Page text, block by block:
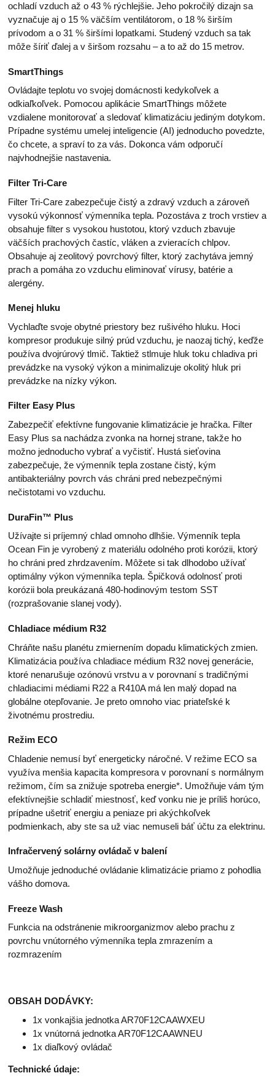
ochladí vzduch až o 43 % rýchlejšie. Jeho pokročilý dizajn sa
vyznačuje aj o 15 % väčším ventilátorom, o 18 % širším
prívodom a o 31 % širšími lopatkami. Studený vzduch sa tak
môže šíriť ďalej a v širšom rozsahu – a to až do 15 metrov.
SmartThings
Ovládajte teplotu vo svojej domácnosti kedykoľvek a
odkiaľkoľvek. Pomocou aplikácie SmartThings môžete
vzdialene monitorovať a sledovať klimatizáciu jediným dotykom.
Prípadne systému umelej inteligencie (AI) jednoducho povedzte,
čo chcete, a spraví to za vás. Dokonca vám odporučí
najvhodnejšie nastavenia.
Filter Tri-Care
Filter Tri-Care zabezpečuje čistý a zdravý vzduch a zároveň
vysokú výkonnosť výmenníka tepla. Pozostáva z troch vrstiev a
obsahuje filter s vysokou hustotou, ktorý vzduch zbavuje
väčších prachových častíc, vláken a zvieracích chlpov.
Obsahuje aj zeolitový povrchový filter, ktorý zachytáva jemný
prach a pomáha zo vzduchu eliminovať vírusy, batérie a
alergény.
Menej hluku
Vychlaďte svoje obytné priestory bez rušivého hluku. Hoci
kompresor produkuje silný prúd vzduchu, je naozaj tichý, keďže
používa dvojrúrový tlmič. Taktiež stlmuje hluk toku chladiva pri
prevádzke na vysoký výkon a minimalizuje okolitý hluk pri
prevádzke na nízky výkon.
Filter Easy Plus
Zabezpečiť efektívne fungovanie klimatizácie je hračka. Filter
Easy Plus sa nachádza zvonka na hornej strane, takže ho
možno jednoducho vybrať a vyčistiť. Hustá sieťovina
zabezpečuje, že výmenník tepla zostane čistý, kým
antibakteriálny povrch vás chráni pred nebezpečnými
nečistotami vo vzduchu.
DuraFin™ Plus
Užívajte si príjemný chlad omnoho dlhšie. Výmenník tepla
Ocean Fin je vyrobený z materiálu odolného proti korózii, ktorý
ho chráni pred zhrdzavením. Môžete si tak dlhodobo užívať
optimálny výkon výmenníka tepla. Špičková odolnosť proti
korózii bola preukázaná 480-hodinovým testom SST
(rozprašovanie slanej vody).
Chladiace médium R32
Chráňte našu planétu zmiernením dopadu klimatických zmien.
Klimatizácia používa chladiace médium R32 novej generácie,
ktoré nenarušuje ozónovú vrstvu a v porovnaní s tradičnými
chladiacimi médiami R22 a R410A má len malý dopad na
globálne otepľovanie. Je preto omnoho viac priateľské k
životnému prostrediu.
Režim ECO
Chladenie nemusí byť energeticky náročné. V režime ECO sa
využíva menšia kapacita kompresora v porovnaní s normálnym
režimom, čím sa znižuje spotreba energie*. Umožňuje vám tým
efektívnejšie schladiť miestnosť, keď vonku nie je príliš horúco,
prípadne ušetriť energiu a peniaze pri akýchkoľvek
podmienkach, aby ste sa už viac nemuseli báť účtu za elektrinu.
Infračervený solárny ovládač v balení
Umožňuje jednoduché ovládanie klimatizácie priamo z pohodlia
vášho domova.
Freeze Wash
Funkcia na odstránenie mikroorganizmov alebo prachu z
povrchu vnútorného výmenníka tepla zmrazením a
rozmrazením
OBSAH DODÁVKY:
1x vonkajšia jednotka AR70F12CAAWXEU
1x vnútorná jednotka AR70F12CAAWNEU
1x diaľkový ovládač
Technické údaje: